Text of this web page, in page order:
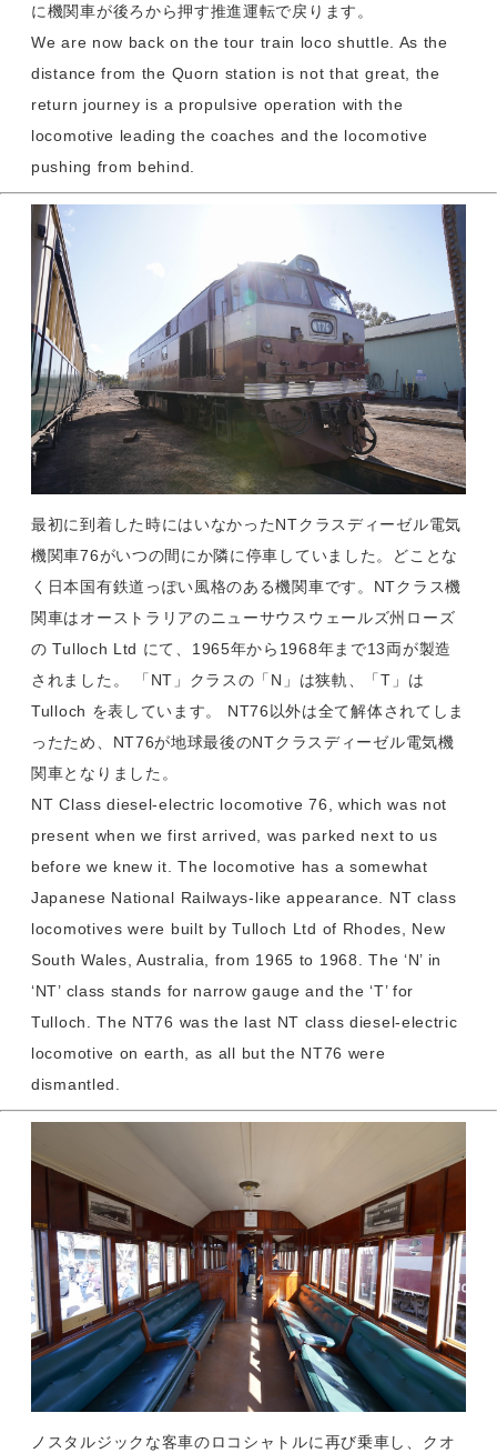
に機関車が後ろから押す推進運転で戻ります。
We are now back on the tour train loco shuttle. As the
distance from the Quorn station is not that great, the
return journey is a propulsive operation with the
locomotive leading the coaches and the locomotive
pushing from behind.
最初に到着した時にはいなかったNTクラスディーゼル電気
機関車76がいつの間にか隣に停車していました。どことな
く日本国有鉄道っぽい風格のある機関車です。NTクラス機
関車はオーストラリアのニューサウスウェールズ州ローズ
の Tulloch Ltd にて、1965年から1968年まで13両が製造
されました。 「NT」クラスの「N」は狭軌、「T」は
Tulloch を表しています。 NT76以外は全て解体されてしま
ったため、NT76が地球最後のNTクラスディーゼル電気機
関車となりました。
NT Class diesel-electric locomotive 76, which was not
present when we first arrived, was parked next to us
before we knew it. The locomotive has a somewhat
Japanese National Railways-like appearance. NT class
locomotives were built by Tulloch Ltd of Rhodes, New
South Wales, Australia, from 1965 to 1968. The ‘N’ in
‘NT’ class stands for narrow gauge and the ‘T’ for
Tulloch. The NT76 was the last NT class diesel-electric
locomotive on earth, as all but the NT76 were
dismantled.
ノスタルジックな客車のロコシャトルに再び乗車し、クオ